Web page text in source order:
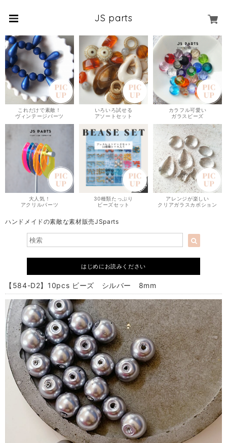
JS parts
これだけで素敵！
ヴィンテージパーツ
いろいろ試せる
アソートセット
カラフル可愛い
ガラスビーズ
大人気！
アクリルパーツ
30種類たっぷり
ビーズセット
アレンジが楽しい
クリアガラスカボション
ハンドメイドの素敵な素材販売JSparts
はじめにお読みください
【584-D2】10pcs ビーズ シルバー 8mm